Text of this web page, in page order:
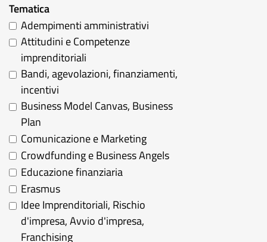
Tematica
Adempimenti amministrativi
Attitudini e Competenze
imprenditoriali
Bandi, agevolazioni, finanziamenti,
incentivi
Business Model Canvas, Business
Plan
Comunicazione e Marketing
Crowdfunding e Business Angels
Educazione finanziaria
Erasmus
Idee Imprenditoriali, Rischio
d'impresa, Avvio d'impresa,
Franchising